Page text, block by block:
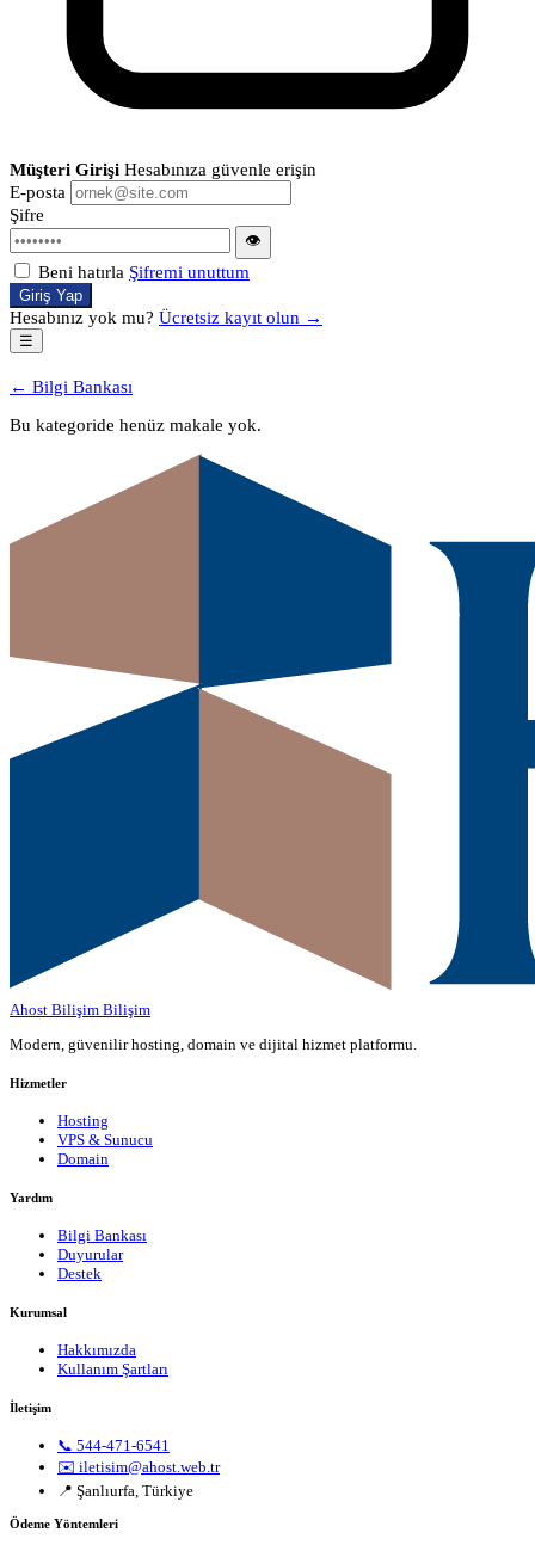
Müşteri Girişi Hesabınıza güvenle erişin
E-posta
Şifre
👁
Beni hatırla Şifremi unuttum
Giriş Yap
Hesabınız yok mu? Ücretsiz kayıt olun →
☰
← Bilgi Bankası
Bu kategoride henüz makale yok.
Ahost Bilişim Bilişim
Modern, güvenilir hosting, domain ve dijital hizmet platformu.
Hizmetler
Hosting
VPS & Sunucu
Domain
Yardım
Bilgi Bankası
Duyurular
Destek
Kurumsal
Hakkımızda
Kullanım Şartları
İletişim
📞 544-471-6541
✉️ iletisim@ahost.web.tr
📍 Şanlıurfa, Türkiye
Ödeme Yöntemleri